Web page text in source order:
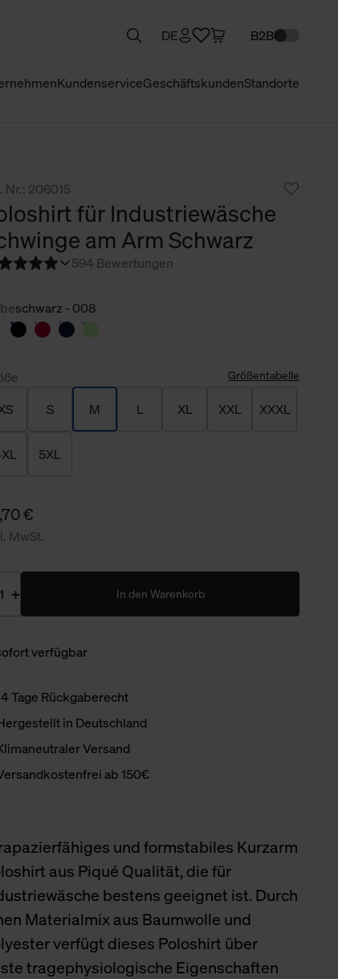
KundenserviceGeschäftskundenStandorte
DE B2B
Nr.: 206015
für Industriewäsche
am Arm Schwarz
594 Bewertungen
schwarz - 008
Größentabelle
S M L XL XXL XXXL
5XL
€
MwSt.
In den Warenkorb
verfügbar
Tage Rückgaberecht
in Deutschland
Versand
ab 150€
und formstabiles Kurzarm
aus Piqué Qualität, die für
bestens geeignet ist. Durch
Materialmix aus Baumwolle und
verfügt dieses Poloshirt über
tragephysiologische Eigenschaften